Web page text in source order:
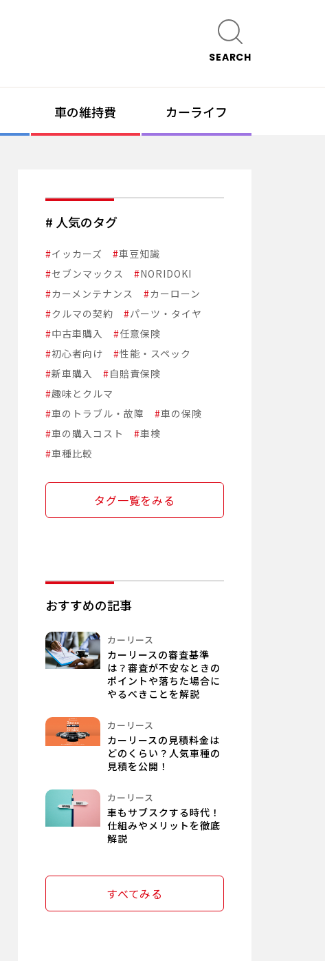
SEARCH
車の維持費 カーライフ
# 人気のタグ
#イッカーズ #車豆知識
#セブンマックス #NORIDOKI
#カーメンテナンス #カーローン
#クルマの契約 #パーツ・タイヤ
#中古車購入 #任意保険
#初心者向け #性能・スペック
#新車購入 #自賠責保険
#趣味とクルマ
#車のトラブル・故障 #車の保険
#車の購入コスト #車検
#車種比較
タグ一覧をみる
おすすめの記事
カーリース
カーリースの審査基準
は？審査が不安なときの
ポイントや落ちた場合に
やるべきことを解説
カーリース
カーリースの見積料金は
どのくらい？人気車種の
見積を公開！
カーリース
車もサブスクする時代！
仕組みやメリットを徹底
解説
すべてみる